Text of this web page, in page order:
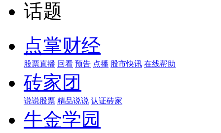
话题
点掌财经
股票直播 回看 预告 点播 股市快讯 在线帮助
砖家团
说说股票 精品说说 认证砖家
牛金学园